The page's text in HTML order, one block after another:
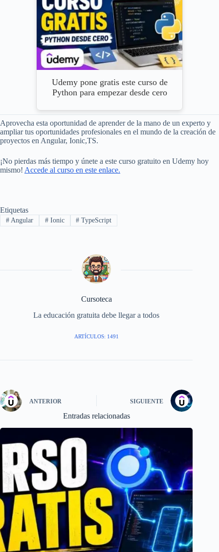
Udemy pone gratis este curso de
Python para empezar desde cero
Aprovecha esta oportunidad de aprender de la mano de un experto y
ampliar tus oportunidades profesionales en el mundo de la creación de
proyectos en Angular, Ionic,TS.
¡No pierdas más tiempo y únete a este curso gratuito en Udemy hoy
mismo! Accede al curso en este enlace.
Etiquetas
#Angular #Ionic # TypeScript
Cursoteca
La educación gratuita debe llegar a todos
ARTÍCULOS: 1491
ANTERIOR SIGUIENTE
Entradas relacionadas